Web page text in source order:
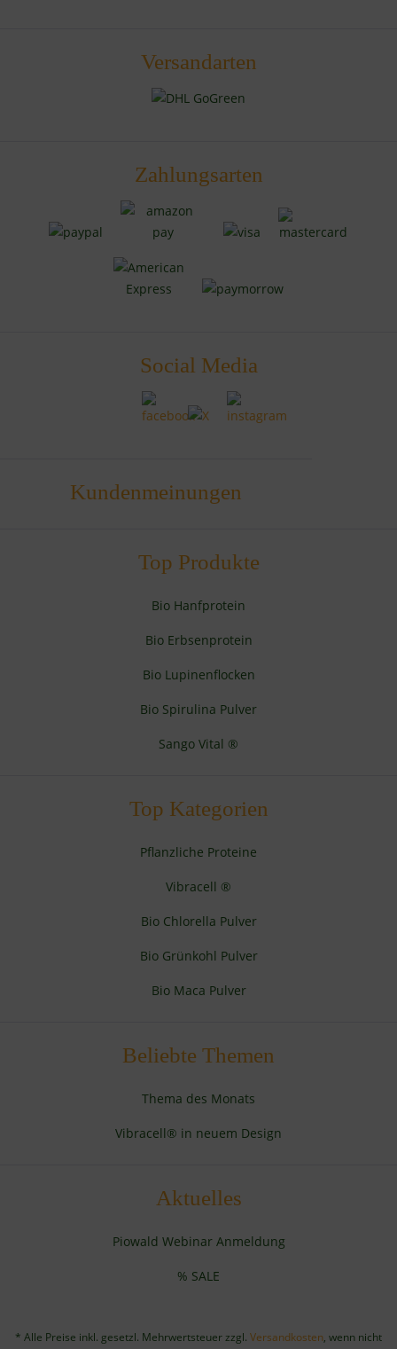
Versandarten
Zahlungsarten
Social Media
Kundenmeinungen
Top Produkte
Bio Hanfprotein
Bio Erbsenprotein
Bio Lupinenflocken
Bio Spirulina Pulver
Sango Vital ®
Top Kategorien
Pflanzliche Proteine
Vibracell ®
Bio Chlorella Pulver
Bio Grünkohl Pulver
Bio Maca Pulver
Beliebte Themen
Thema des Monats
Vibracell® in neuem Design
Aktuelles
Piowald Webinar Anmeldung
% SALE
* Alle Preise inkl. gesetzl. Mehrwertsteuer zzgl. Versandkosten, wenn nicht